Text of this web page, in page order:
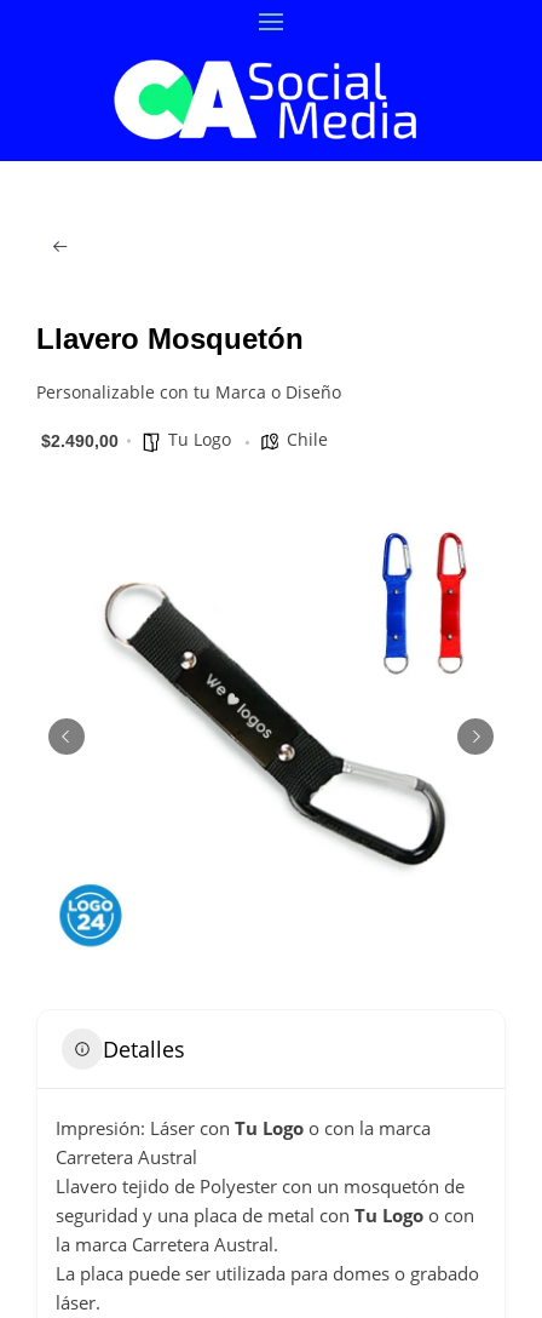
Llavero Mosquetón
Personalizable con tu Marca o Diseño
$2.490,00 Tu Logo Chile
Detalles
Impresión: Láser con Tu Logo o con la marca
Carretera Austral
Llavero tejido de Polyester con un mosquetón de
seguridad y una placa de metal con Tu Logo o con
la marca Carretera Austral.
La placa puede ser utilizada para domes o grabado
láser.